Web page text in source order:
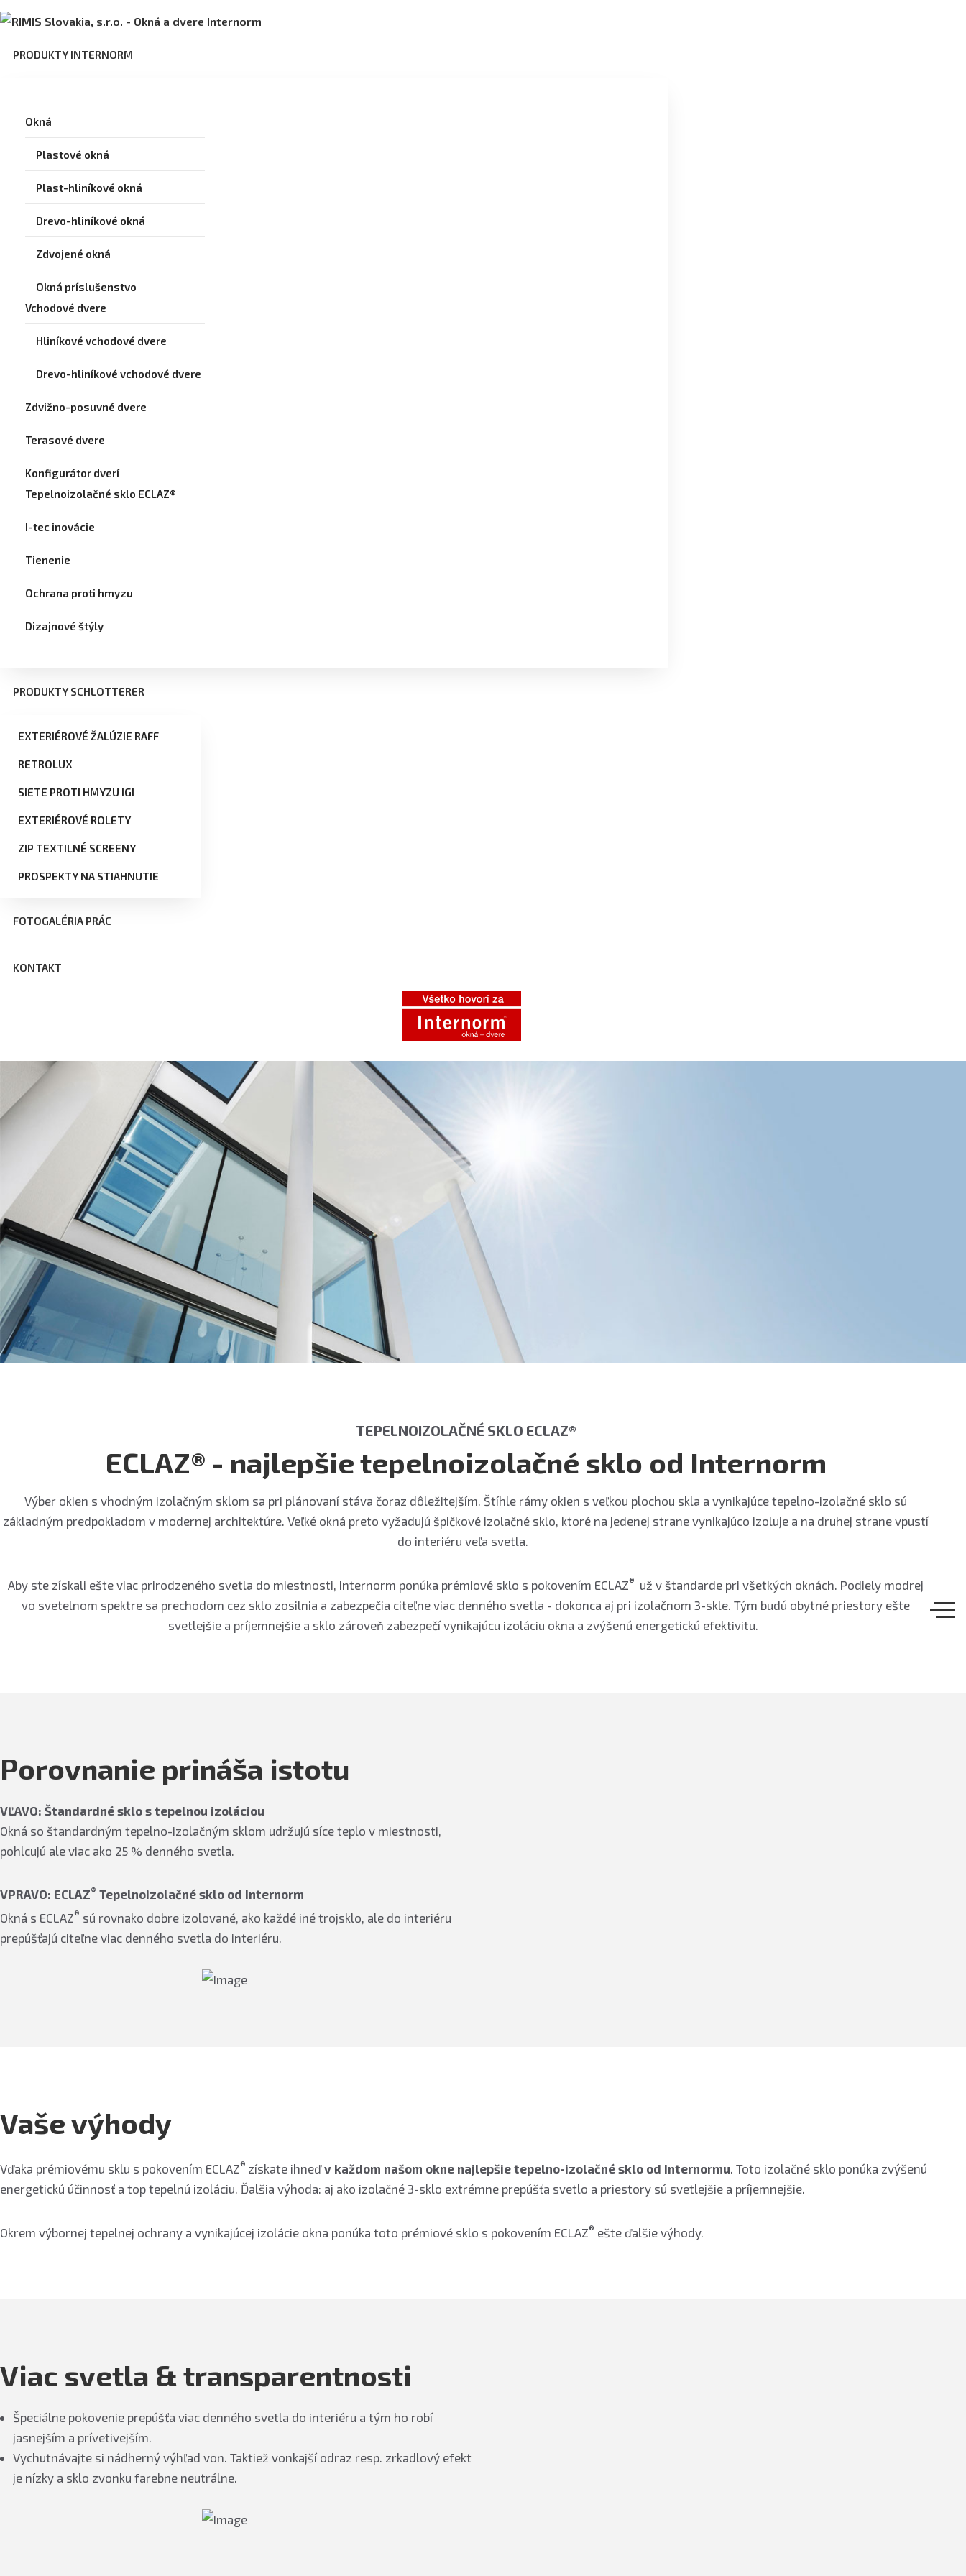
PRODUKTY INTERNORM
Okná
Plastové okná
Plast-hliníkové okná
Drevo-hliníkové okná
Zdvojené okná
Okná príslušenstvo
Vchodové dvere
Hliníkové vchodové dvere
Drevo-hliníkové vchodové dvere
Zdvižno-posuvné dvere
Terasové dvere
Konfigurátor dverí
Tepelnoizolačné sklo ECLAZ®
I-tec inovácie
Tienenie
Ochrana proti hmyzu
Dizajnové štýly
PRODUKTY SCHLOTTERER
EXTERIÉROVÉ ŽALÚZIE RAFF
RETROLUX
SIETE PROTI HMYZU IGI
EXTERIÉROVÉ ROLETY
ZIP TEXTILNÉ SCREENY
PROSPEKTY NA STIAHNUTIE
FOTOGALÉRIA PRÁC
KONTAKT
TEPELNOIZOLAČNÉ SKLO ECLAZ®
ECLAZ® - najlepšie tepelnoizolačné sklo od Internorm
Výber okien s vhodným izolačným sklom sa pri plánovaní stáva čoraz dôležitejším. Štíhle rámy okien s veľkou plochou skla a vynikajúce tepelno-izolačné sklo sú
základným predpokladom v modernej architektúre. Veľké okná preto vyžadujú špičkové izolačné sklo, ktoré na jedenej strane vynikajúco izoluje a na druhej strane vpustí
do interiéru veľa svetla.
Aby ste získali ešte viac prirodzeného svetla do miestnosti, Internorm ponúka prémiové sklo s pokovením ECLAZ® už v štandarde pri všetkých oknách. Podiely modrej
vo svetelnom spektre sa prechodom cez sklo zosilnia a zabezpečia citeľne viac denného svetla - dokonca aj pri izolačnom 3-skle. Tým budú obytné priestory ešte
svetlejšie a príjemnejšie a sklo zároveň zabezpečí vynikajúcu izoláciu okna a zvýšenú energetickú efektivitu.
Porovnanie prináša istotu
VĽAVO: Štandardné sklo s tepelnou izoláciou
Okná so štandardným tepelno-izolačným sklom udržujú síce teplo v miestnosti,
pohlcujú ale viac ako 25 % denného svetla.
VPRAVO: ECLAZ® Tepelnoizolačné sklo od Internorm
Okná s ECLAZ® sú rovnako dobre izolované, ako každé iné trojsklo, ale do interiéru
prepúšťajú citeľne viac denného svetla do interiéru.
Vaše výhody
Vďaka prémiovému sklu s pokovením ECLAZ® získate ihneďv každom našom okne najlepšie tepelno-izolačné sklo od Internormu . Toto izolačné sklo ponúka zvýšenú
energetickú účinnosť a top tepelnú izoláciu. Ďalšia výhoda: aj ako izolačné 3-sklo extrémne prepúšťa svetlo a priestory sú svetlejšie a príjemnejšie.
Okrem výbornej tepelnej ochrany a vynikajúcej izolácie okna ponúka toto prémiové sklo s pokovením ECLAZ® ešte ďalšie výhody.
Viac svetla & transparentnosti
Špeciálne pokovenie prepúšťa viac denného svetla do interiéru a tým ho robí
jasnejším a prívetivejším.
Vychutnávajte si nádherný výhľad von. Taktiež vonkajší odraz resp. zrkadlový efekt
je nízky a sklo zvonku farebne neutrálne.